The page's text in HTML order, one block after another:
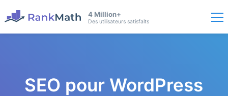
4 Million+
Des utilisateurs satisfaits
SEO pour WordPress